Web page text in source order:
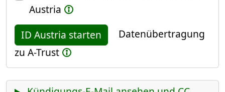
Austria
ID Austria starten
Datenübertragung
zu A-Trust